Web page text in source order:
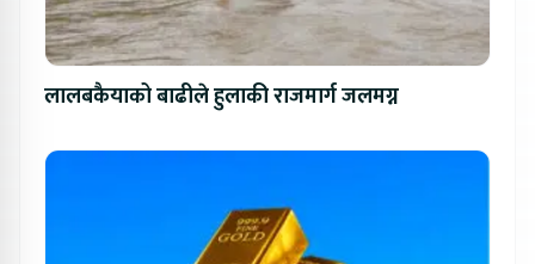
लालबकैयाको बाढीले हुलाकी राजमार्ग जलमग्न